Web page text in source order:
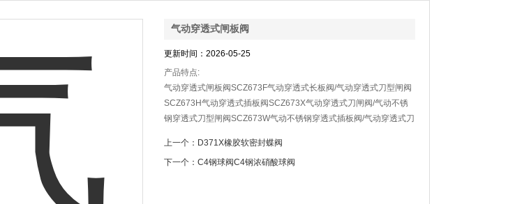
气动穿透式闸板阀
更新时间：2026-05-25
产品特点:
气动穿透式闸板阀SCZ673F气动穿透式长板阀/气动穿透式刀型闸阀
SCZ673H气动穿透式插板阀SCZ673X气动穿透式刀闸阀/气动不锈
钢穿透式刀型闸阀SCZ673W气动不锈钢穿透式插板阀/气动穿透式刀
同等通径的通孔，闸板紧贴阀座做启闭运动不脱离。这样在工作中更
加平稳，密封性能更*。
上一个： D371X橡胶软密封蝶阀
下一个： C4钢球阀C4钢浓硝酸球阀